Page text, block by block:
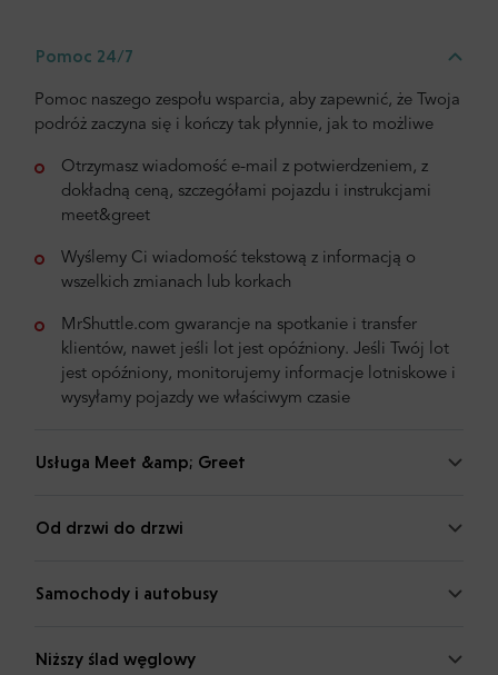
Pomoc 24/7
Pomoc naszego zespołu wsparcia, aby zapewnić, że Twoja
podróż zaczyna się i kończy tak płynnie, jak to możliwe
Otrzymasz wiadomość e-mail z potwierdzeniem, z
dokładną ceną, szczegółami pojazdu i instrukcjami
meet&greet
Wyślemy Ci wiadomość tekstową z informacją o
wszelkich zmianach lub korkach
MrShuttle.com gwarancje na spotkanie i transfer
klientów, nawet jeśli lot jest opóźniony. Jeśli Twój lot
jest opóźniony, monitorujemy informacje lotniskowe i
wysyłamy pojazdy we właściwym czasie
Usługa Meet &amp; Greet
Od drzwi do drzwi
Samochody i autobusy
Niższy ślad węglowy